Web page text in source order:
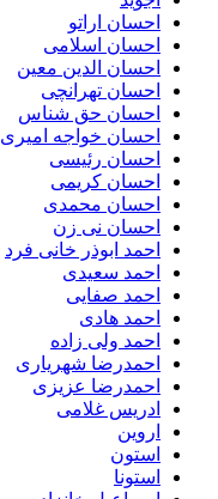
احسان اراتو
احسان اسلامی
احسان الدین معین
احسان تهرانچی
احسان حق شناس
احسان خواجه امیری
احسان رئیسی
احسان کریمی
احسان محمدی
احسان نی زن
احمد ابوذر خانی فرد
احمد سعیدی
احمد صفایی
احمد هادی
احمد ولی زاده
احمدرضا شهریاری
احمدرضا عزیزی
ادریس غلامی
اروین
استون
استونا